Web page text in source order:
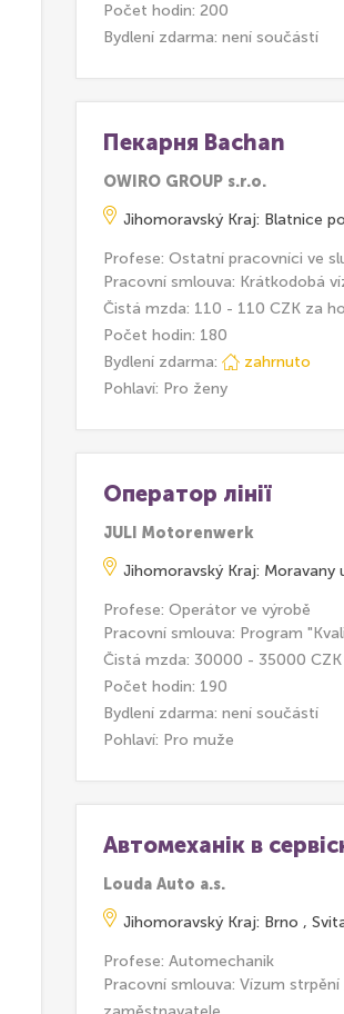
Počet hodin: 200
Bydlení zdarma:není součástí
Пекарня Bachan
OWIRO GROUP s.r.o.
Jihomoravský Kraj: Blatnice
Profese: Ostatní pracovníci ve
Pracovní smlouva: Krátkodobá
Čistá mzda: 110 - 110 CZK za
Počet hodin: 180
Bydlení zdarma:
zahrnuto
Pohlaví: Pro ženy
Оператор лінії
JULI Motorenwerk
Jihomoravský Kraj: Moravany
Profese: Operátor ve výrobě
Pracovní smlouva: Program
Čistá mzda: 30000 - 35000
Počet hodin: 190
Bydlení zdarma:není součástí
Pohlaví: Pro muže
Автомеханік в
Louda Auto a.s.
Jihomoravský Kraj: Brno ,
Profese: Automechanik
Pracovní smlouva: Vízum